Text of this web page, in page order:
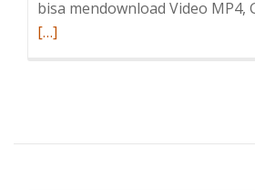
bisa mendownload Video MP4,
[…]